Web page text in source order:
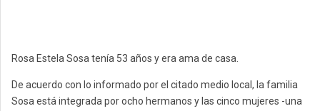
Rosa Estela Sosa tenía 53 años y era ama de casa.
De acuerdo con lo informado por el citado medio local, la familia
Sosa está integrada por ocho hermanos y las cinco mujeres -una